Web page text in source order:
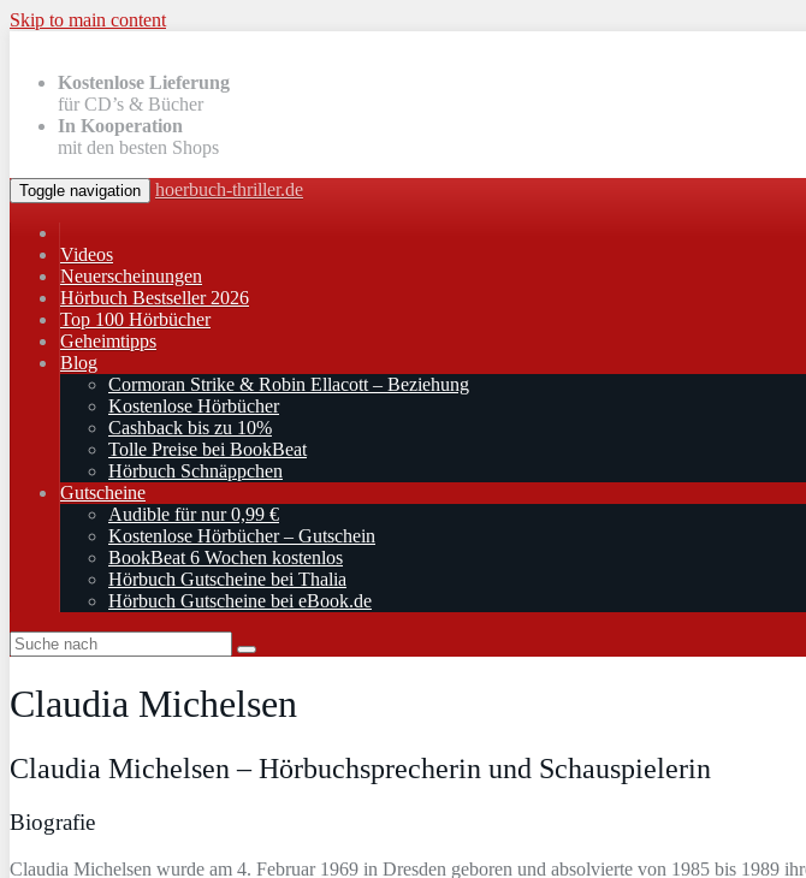
Skip to main content
Kostenlose Lieferung
für CD’s & Bücher
In Kooperation
mit den besten Shops
Toggle navigation hoerbuch-thriller.de
Videos
Neuerscheinungen
Hörbuch Bestseller 2026
Top 100 Hörbücher
Geheimtipps
Blog
Cormoran Strike & Robin Ellacott – Beziehung
Kostenlose Hörbücher
Cashback bis zu 10%
Tolle Preise bei BookBeat
Hörbuch Schnäppchen
Gutscheine
Audible für nur 0,99 €
Kostenlose Hörbücher – Gutschein
BookBeat 6 Wochen kostenlos
Hörbuch Gutscheine bei Thalia
Hörbuch Gutscheine bei eBook.de
Claudia Michelsen
Claudia Michelsen – Hörbuchsprecherin und Schauspielerin
Biografie
Claudia Michelsen wurde am 4. Februar 1969 in Dresden geboren und absolvierte von 1985 bis 1989